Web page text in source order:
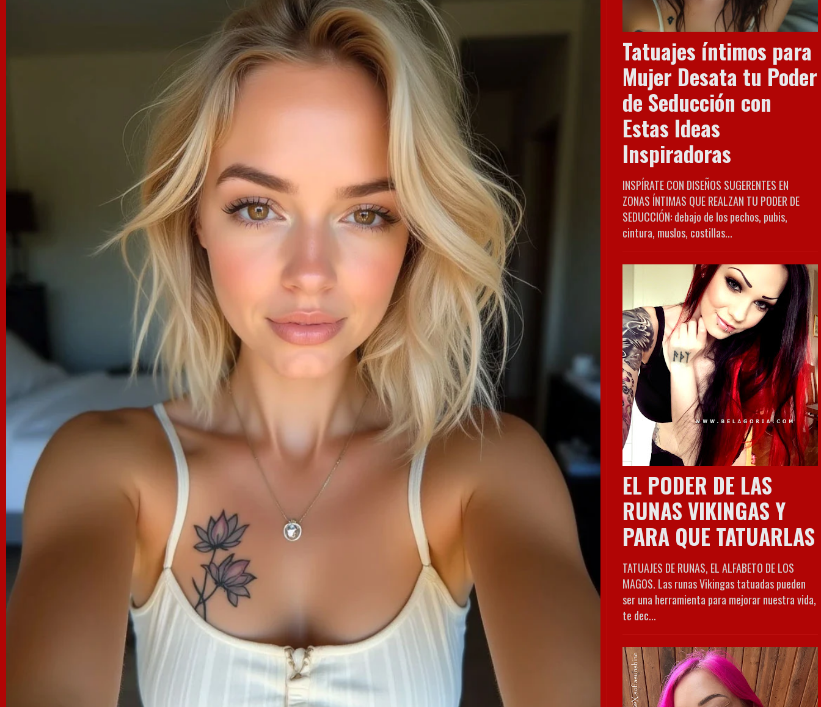
Tatuajes íntimos para
Mujer Desata tu Poder
de Seducción con
Estas Ideas
Inspiradoras
INSPÍRATE CON DISEÑOS SUGERENTES EN
ZONAS ÍNTIMAS QUE REALZAN TU PODER DE
SEDUCCIÓN: debajo de los pechos, pubis,
cintura, muslos, costillas...
EL PODER DE LAS
RUNAS VIKINGAS Y
PARA QUE TATUARLAS
TATUAJES DE RUNAS, EL ALFABETO DE LOS
MAGOS. Las runas Vikingas tatuadas pueden
ser una herramienta para mejorar nuestra vida,
te dec...